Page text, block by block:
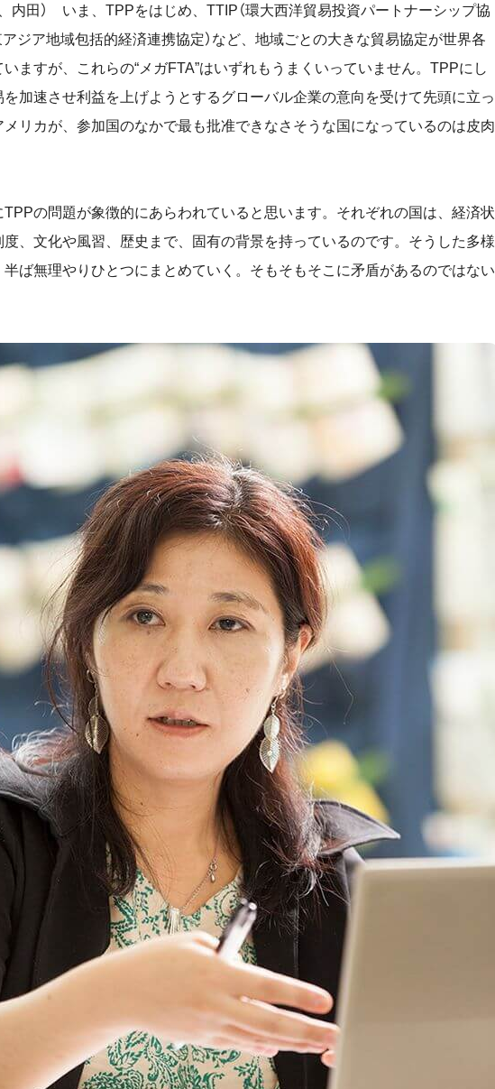
、内田） いま、TPPをはじめ、TTIP（環大西洋貿易投資パートナーシップ協
アジア地域包括的経済連携協定）など、地域ごとの大きな貿易協定が世界各
ますが、これらの“メガFTA”はいずれもうまくいっていません。TPPにし
を加速させ利益を上げようとするグローバル企業の意向を受けて先頭に立っ
メリカが、参加国のなかで最も批准できなさそうな国になっているのは皮肉
の問題が象徴的にあらわれていると思います。それぞれの国は、経済状
、文化や風習、歴史まで、固有の背景を持っているのです。そうした多様
ば無理やりひとつにまとめていく。そもそもそこに矛盾があるのではない